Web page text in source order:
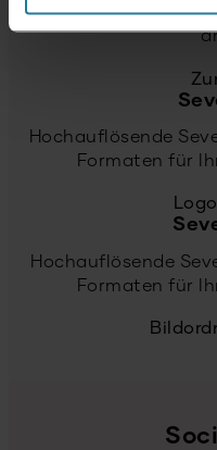
Testgeräte von
Hochauflösende
Formaten für
Hochauflösende
Formaten für